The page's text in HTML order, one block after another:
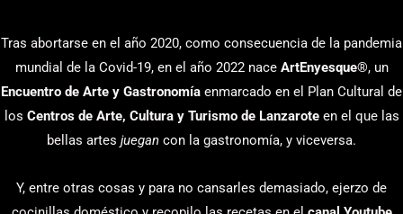
Tras abortarse en el año 2020, como consecuencia de la pandemia
mundial de la Covid-19, en el año 2022 nace ArtEnyesque®, un
Encuentro de Arte y Gastronomía enmarcado en el Plan Cultural de
los Centros de Arte, Cultura y Turismo de Lanzaroteen el que las
bellas artes juegan con la gastronomía, y viceversa.
Y, entre otras cosas y para no cansarles demasiado, ejerzo de